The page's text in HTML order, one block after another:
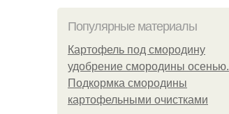
Популярные материалы
Картофель под смородину
удобрение смородины осенью.
Подкормка смородины
картофельными очистками